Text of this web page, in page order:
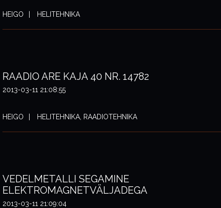
HEIGO HELITEHNIKA
RAADIO ARE KAJA 40 NR. 14782
2013-03-11 21:08:55
HEIGO HELITEHNIKA, RAADIOTEHNIKA
VEDELMETALLI SEGAMINE
ELEKTROMAGNETVÄLJADEGA
2013-03-11 21:09:04